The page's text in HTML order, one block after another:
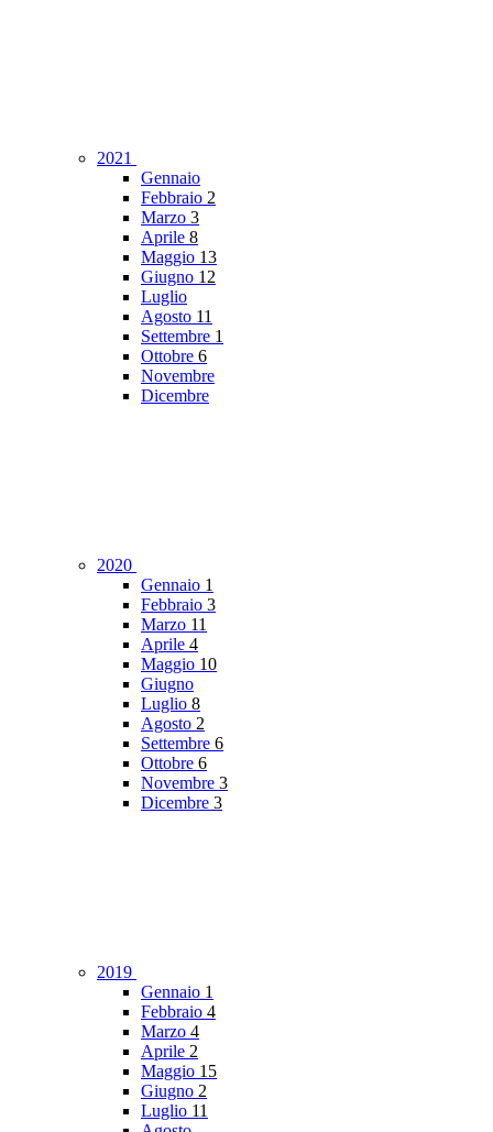
2021
Gennaio
Febbraio 2
Marzo 3
Aprile 8
Maggio 13
Giugno 12
Luglio
Agosto 11
Settembre 1
Ottobre 6
Novembre
Dicembre
2020
Gennaio 1
Febbraio 3
Marzo 11
Aprile 4
Maggio 10
Giugno
Luglio 8
Agosto 2
Settembre 6
Ottobre 6
Novembre 3
Dicembre 3
2019
Gennaio 1
Febbraio 4
Marzo 4
Aprile 2
Maggio 15
Giugno 2
Luglio 11